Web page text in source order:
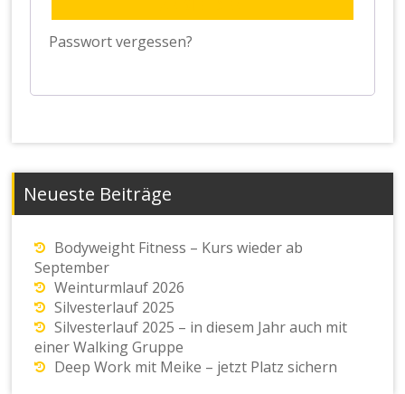
Passwort vergessen?
Neueste Beiträge
Bodyweight Fitness – Kurs wieder ab
September
Weinturmlauf 2026
Silvesterlauf 2025
Silvesterlauf 2025 – in diesem Jahr auch mit
einer Walking Gruppe
Deep Work mit Meike – jetzt Platz sichern